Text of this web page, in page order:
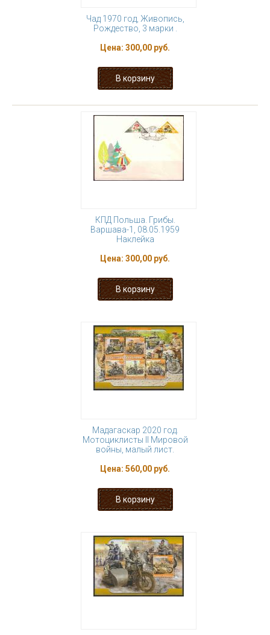
Чад 1970 год, Живопись,
Рождество, 3 марки .
Цена: 300,00 руб.
КПД Польша. Грибы.
Варшава-1, 08.05.1959
Наклейка
Цена: 300,00 руб.
Мадагаскар 2020 год.
Мотоциклисты II Мировой
войны, малый лист.
Цена: 560,00 руб.